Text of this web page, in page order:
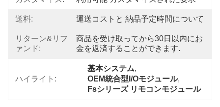
送料: 運送コストと 納品予定時間について
リターン&リフ
ァンド:
商品を受け取ってから30日以内にお
金を返済することができます.
ハイライト:
基本システム,
OEM統合型I/Oモジュール,
Fsシリーズ リモコンモジュール